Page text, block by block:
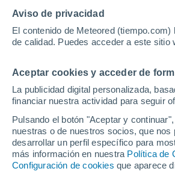
Aviso de privacidad
El contenido de Meteored
de calidad. Puedes acceder a este sitio
Aceptar cookies y acceder de
La publicidad digital personalizada,
financiar nuestra actividad para seguir
Pulsando el botón "Aceptar y
nuestras o de nuestros socios, que
desarrollar un perfil específico para
más información en nuestra Política de
Configuración de cookies que aparece
Inicio Comunidad Valenciana
El tiempo en
de Alicante
Todas las localidades de la